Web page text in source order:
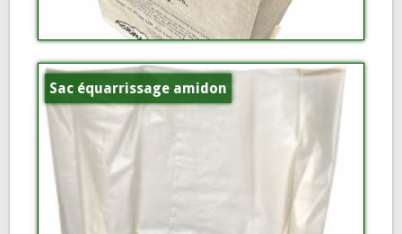
Sac équarrissage amidon